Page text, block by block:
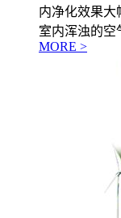
内净化效果大
室内浑浊的空
MORE >